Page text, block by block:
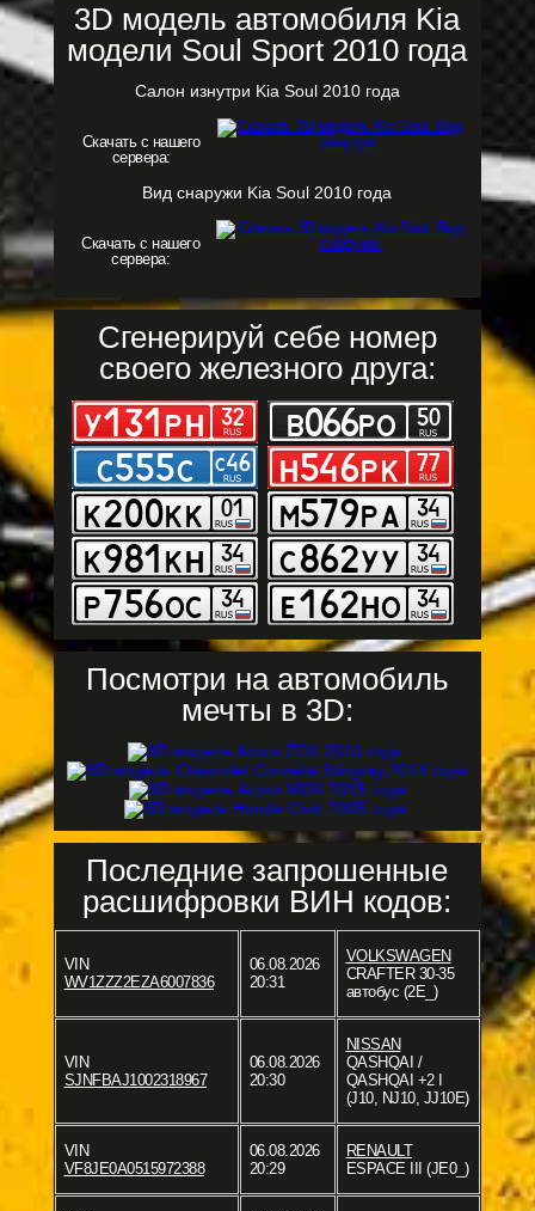
3D модель автомобиля Kia
модели Soul Sport 2010 года
Салон изнутри Kia Soul 2010 года
Скачать с нашего
сервера:
Вид снаружи Kia Soul 2010 года
Скачать с нашего
сервера:
Сгенерируй себе номер
своего железного друга:
Посмотри на автомобиль
мечты в 3D:
Последние запрошенные
расшифровки ВИН кодов:
VIN
WV1ZZZ2EZA6007836
06.08.2026
20:31
VOLKSWAGEN
CRAFTER 30-35
автобус (2E_)
VIN
SJNFBAJ1002318967
06.08.2026
20:30
NISSAN
QASHQAI /
QASHQAI +2 I
(J10, NJ10, JJ10E)
VIN
VF8JE0A0515972388
06.08.2026
20:29
RENAULT
ESPACE III (JE0_)